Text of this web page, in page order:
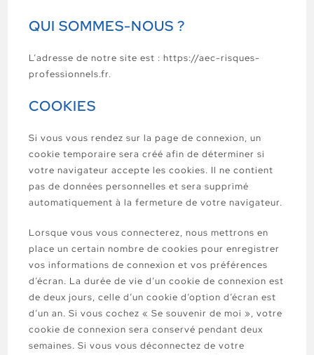
QUI SOMMES-NOUS ?
L’adresse de notre site est : https://aec-risques-
professionnels.fr.
COOKIES
Si vous vous rendez sur la page de connexion, un
cookie temporaire sera créé afin de déterminer si
votre navigateur accepte les cookies. Il ne contient
pas de données personnelles et sera supprimé
automatiquement à la fermeture de votre navigateur.
Lorsque vous vous connecterez, nous mettrons en
place un certain nombre de cookies pour enregistrer
vos informations de connexion et vos préférences
d’écran. La durée de vie d’un cookie de connexion est
de deux jours, celle d’un cookie d’option d’écran est
d’un an. Si vous cochez « Se souvenir de moi », votre
cookie de connexion sera conservé pendant deux
semaines. Si vous vous déconnectez de votre